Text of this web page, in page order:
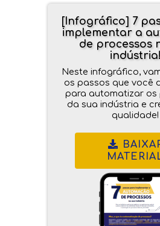
[Infográfico] 7
implementar a
de processos
indústria!
Neste infográfico,
os passos que você
para automatizar os
da sua indústria e
qualidade!